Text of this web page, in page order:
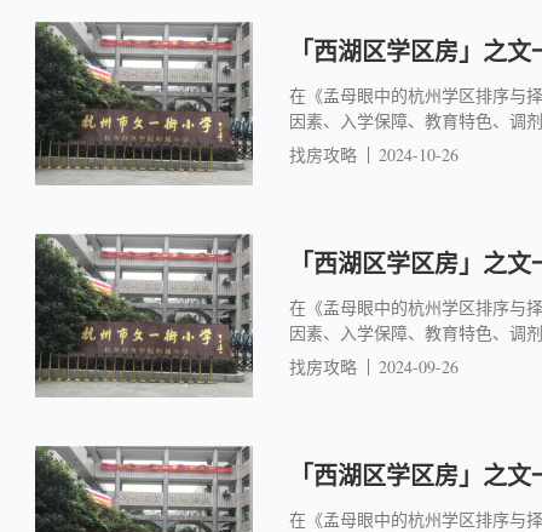
「西湖区学区房」之
在《孟母眼中的杭州学区排序与
因素、入学保障、教育特色、调
找房攻略
2024-10-26
「西湖区学区房」之
在《孟母眼中的杭州学区排序与
因素、入学保障、教育特色、调
找房攻略
2024-09-26
「西湖区学区房」之
在《孟母眼中的杭州学区排序与